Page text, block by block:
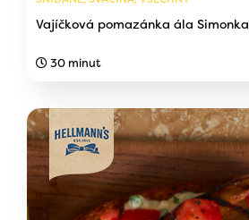
Vajíčková pomazánka ála Simonka
30 minut